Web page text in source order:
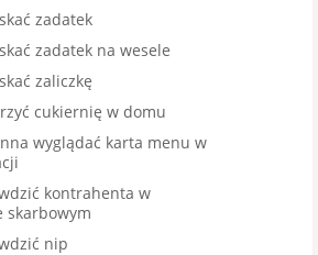
zadatek
zadatek na wesele
zaliczkę
cukiernię w domu
wyglądać karta menu w
kontrahenta w
skarbowym
nip